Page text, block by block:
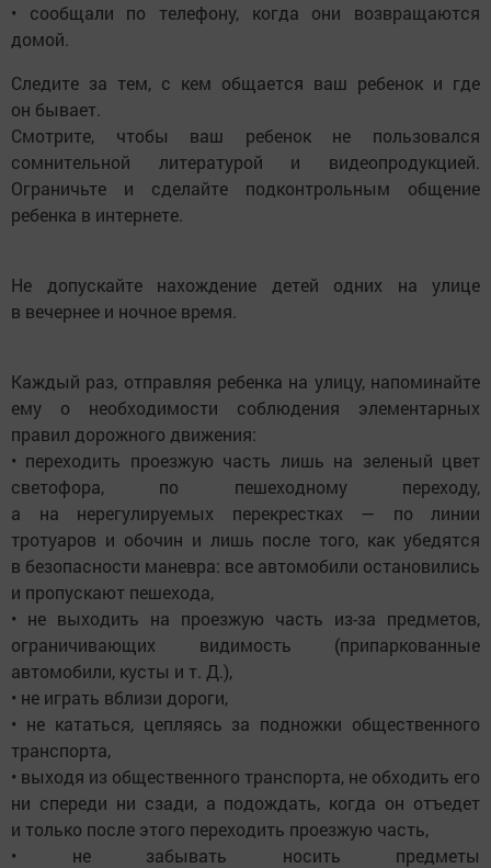
• сообщали по телефону, когда они возвращаются
домой.
Следите за тем, с кем общается ваш ребенок и где
он бывает.
Смотрите, чтобы ваш ребенок не пользовался
сомнительной литературой и видеопродукцией.
Ограничьте и сделайте подконтрольным общение
ребенка в интернете.
Не допускайте нахождение детей одних на улице
в вечернее и ночное время.
Каждый раз, отправляя ребенка на улицу, напоминайте
ему о необходимости соблюдения элементарных
правил дорожного движения:
• переходить проезжую часть лишь на зеленый цвет
светофора, по пешеходному переходу,
а на нерегулируемых перекрестках — по линии
тротуаров и обочин и лишь после того, как убедятся
в безопасности маневра: все автомобили остановились
и пропускают пешехода,
• не выходить на проезжую часть из-за предметов,
ограничивающих видимость (припаркованные
автомобили, кусты и т. Д.),
• не играть вблизи дороги,
• не кататься, цепляясь за подножки общественного
транспорта,
• выходя из общественного транспорта, не обходить его
ни спереди ни сзади, а подождать, когда он отъедет
и только после этого переходить проезжую часть,
• не забывать носить предметы